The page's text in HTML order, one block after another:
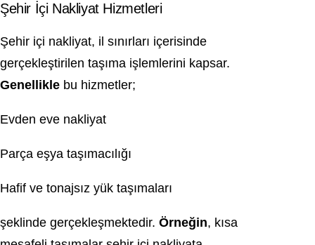
Şehir İçi Nakliyat Hizmetleri
Şehir içi nakliyat, il sınırları içerisinde
gerçekleştirilen taşıma işlemlerini kapsar.
Genellikle bu hizmetler;
Evden eve nakliyat
Parça eşya taşımacılığı
Hafif ve tonajsız yük taşımaları
şeklinde gerçekleşmektedir. Örneğin, kısa